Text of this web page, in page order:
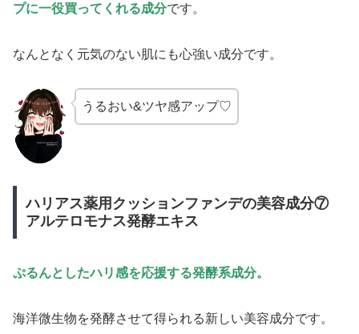
プに一役買ってくれる成分です。
なんとなく元気のない肌にも心強い成分です。
うるおい&ツヤ感アップ♡
ハリアス薬用クッションファンデの美容成分⑦
アルテロモナス発酵エキス
ぷるんとしたハリ感を応援する発酵系成分。
海洋微生物を発酵させて得られる新しい美容成分です。